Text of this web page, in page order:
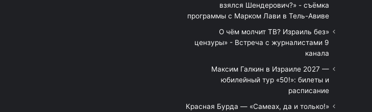
взялся Шендерович?» - съёмка
программы с Марком Лави в Тель-Авиве
«О чём молчит ТВ? Израиль без
цензуры» - Встреча с журналистами 9
канала
Максим Галкин в Израиле 2027 —
юбилейный тур «50!»: билеты и
расписание
Красная Бурда — «Самеах, да и только!»